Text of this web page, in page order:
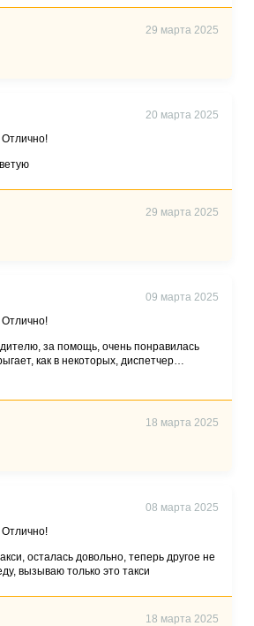
29 марта 2025
20 марта 2025
Отлично!
29 марта 2025
09 марта 2025
Отлично!
за помощь, очень понравилась
как в некоторых, диспетчер
советую попробовать
18 марта 2025
08 марта 2025
Отлично!
осталась довольно, теперь другое не
вызываю только это такси
18 марта 2025